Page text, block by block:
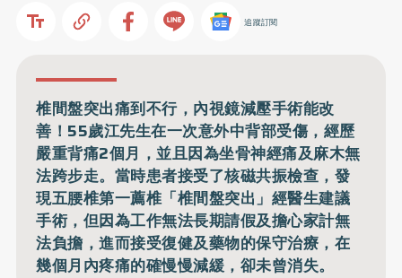
追蹤訂閱
椎間盤突出痛到不行，內視鏡減壓手術能改
善！55歲江先生在一次意外中背部受傷，經歷
嚴重背痛2個月，並且因為坐骨神經痛及麻木無
法跨步走。當時患者接受了核磁共振檢查，發
現五腰椎第一薦椎「椎間盤突出」經醫生建議
手術，但因為工作無法長期請假及擔心家計無
法負擔，進而接受復健及藥物的保守治療，在
幾個月內疼痛的確慢慢減緩，卻未曾消失。